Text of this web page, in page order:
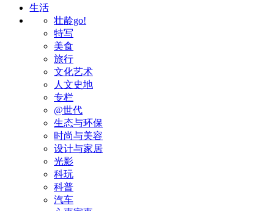
生活
壮龄go!
特写
美食
旅行
文化艺术
人文史地
专栏
@世代
生态与环保
时尚与美容
设计与家居
光影
科玩
科普
汽车